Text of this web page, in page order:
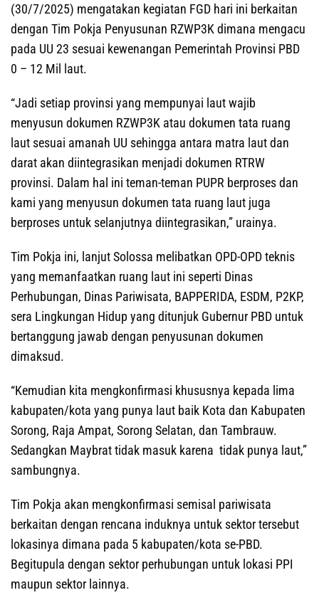
(30/7/2025) mengatakan kegiatan FGD hari ini berkaitan
dengan Tim Pokja Penyusunan RZWP3K dimana mengacu
pada UU 23 sesuai kewenangan Pemerintah Provinsi PBD
0 – 12 Mil laut.
“Jadi setiap provinsi yang mempunyai laut wajib
menyusun dokumen RZWP3K atau dokumen tata ruang
laut sesuai amanah UU sehingga antara matra laut dan
darat akan diintegrasikan menjadi dokumen RTRW
provinsi. Dalam hal ini teman-teman PUPR berproses dan
kami yang menyusun dokumen tata ruang laut juga
berproses untuk selanjutnya diintegrasikan,” urainya.
Tim Pokja ini, lanjut Solossa melibatkan OPD-OPD teknis
yang memanfaatkan ruang laut ini seperti Dinas
Perhubungan, Dinas Pariwisata, BAPPERIDA, ESDM, P2KP,
sera Lingkungan Hidup yang ditunjuk Gubernur PBD untuk
bertanggung jawab dengan penyusunan dokumen
dimaksud.
“Kemudian kita mengkonfirmasi khususnya kepada lima
kabupaten/kota yang punya laut baik Kota dan Kabupaten
Sorong, Raja Ampat, Sorong Selatan, dan Tambrauw.
Sedangkan Maybrat tidak masuk karena tidak punya laut,”
sambungnya.
Tim Pokja akan mengkonfirmasi semisal pariwisata
berkaitan dengan rencana induknya untuk sektor tersebut
lokasinya dimana pada 5 kabupaten/kota se-PBD.
Begitupula dengan sektor perhubungan untuk lokasi PPI
maupun sektor lainnya.